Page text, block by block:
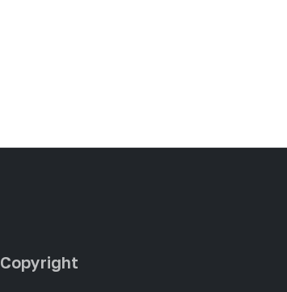
Copyright